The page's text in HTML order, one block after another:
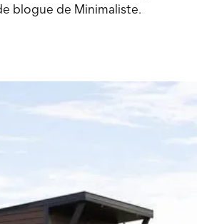
blogue de Minimaliste.